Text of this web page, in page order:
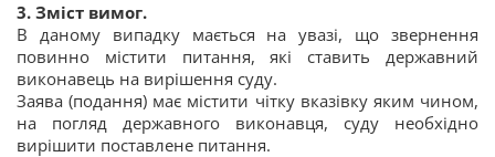
3. Зміст вимог.
В даному випадку мається на увазі, що звернення
повинно містити питання, які ставить державний
виконавець на вирішення суду.
Заява (подання) має містити чітку вказівку яким чином,
на погляд державного виконавця, суду необхідно
вирішити поставлене питання.